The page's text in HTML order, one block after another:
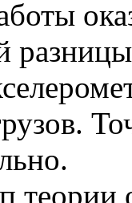
теории